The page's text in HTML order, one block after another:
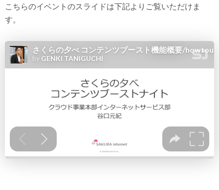
こちらのイベントのスライドは下記よりご覧いただけま
す。